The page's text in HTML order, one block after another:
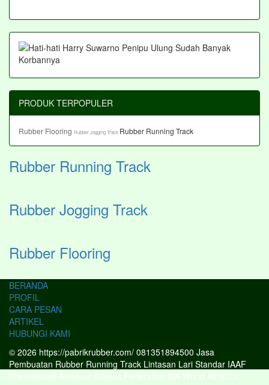
PRODUK TERPOPULER
Rubber Flooring Rubber Jogging Track Rubber Running Track
Rubber Running Track
Rubber Jogging Track
Rubber Flooring
BERANDA
PROFIL
CARA PESAN
ARTIKEL
HUBUNGI KAMI
© 2026 https://pabrikrubber.com/ 081351894500 Jasa
Pembuatan Rubber Running Track Lintasan Lari Standar IAAF
International Amateur Athletic Federation WA World Athletics